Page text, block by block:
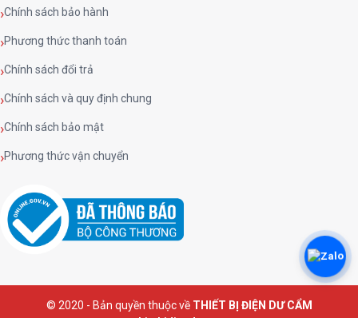
Chính sách bảo hành
Phương thức thanh toán
Chính sách đổi trả
Chính sách và quy định chung
Chính sách bảo mật
Phương thức vận chuyển
© 2020 - Bản quyền thuộc về THIẾT BỊ ĐIỆN DƯ CẨM